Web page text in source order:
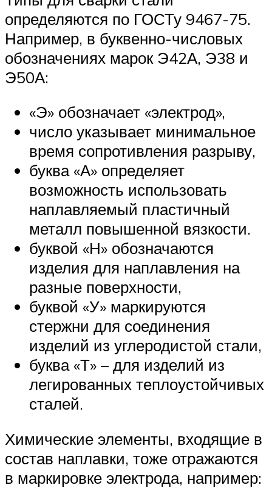
определяются по ГОСТу 9467-75.
Например, в буквенно-числовых
обозначениях марок Э42А, Э38 и
Э50А:
«Э» обозначает «электрод»,
число указывает минимальное
время сопротивления разрыву,
буква «А» определяет
возможность использовать
наплавляемый пластичный
металл повышенной вязкости.
буквой «Н» обозначаются
изделия для наплавления на
разные поверхности,
буквой «У» маркируются
стержни для соединения
изделий из углеродистой стали,
буква «Т» – для изделий из
легированных теплоустойчивых
сталей.
Химические элементы, входящие в
состав наплавки, тоже отражаются
в маркировке электрода, например: